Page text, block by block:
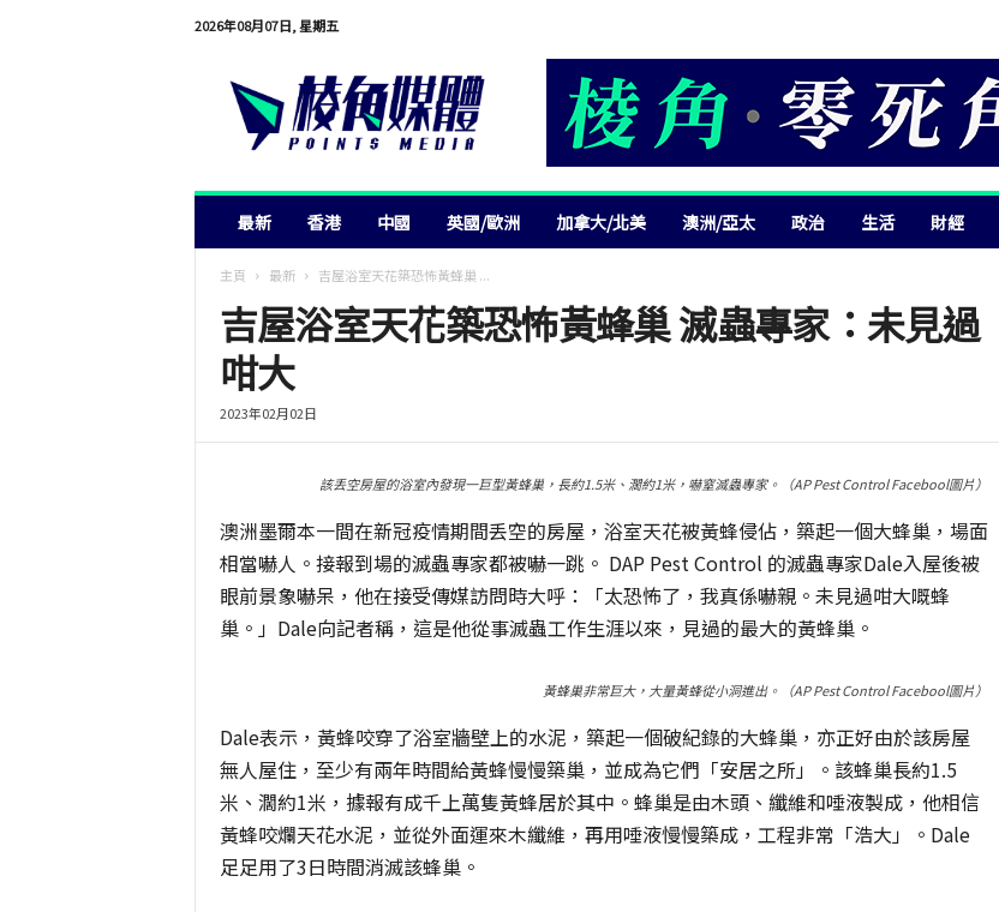
2026年08月07日, 星期五
最新 香港 中國 英國/歐洲 加拿大/北美 澳洲/亞太 政治 生活 財經
主頁 最新 吉屋浴室天花築恐怖黃蜂巢 ...
吉屋浴室天花築恐怖黃蜂巢 滅蟲專家：未見過
咁大
2023年02月02日
該丢空房屋的浴室內發現一巨型黃蜂巢，長約1.5米、濶約1米，嚇窒滅蟲專家。（AP Pest Control Facebool圖片）
澳洲墨爾本一間在新冠疫情期間丢空的房屋，浴室天花被黃蜂侵佔，築起一個大蜂巢，場面
相當嚇人。接報到場的滅蟲專家都被嚇一跳。 DAP Pest Control 的滅蟲專家Dale入屋後被
眼前景象嚇呆，他在接受傳媒訪問時大呼：「太恐怖了，我真係嚇親。未見過咁大嘅蜂
巢。」Dale向記者稱，這是他從事滅蟲工作生涯以來，見過的最大的黃蜂巢。
黃蜂巢非常巨大，大量黃蜂從小洞進出。（AP Pest Control Facebool圖片）
Dale表示，黃蜂咬穿了浴室牆壁上的水泥，築起一個破紀錄的大蜂巢，亦正好由於該房屋
無人屋住，至少有兩年時間給黃蜂慢慢築巢，並成為它們「安居之所」。該蜂巢長約1.5
米、濶約1米，據報有成千上萬隻黃蜂居於其中。蜂巢是由木頭、纖維和唾液製成，他相信
黃蜂咬爛天花水泥，並從外面運來木纖維，再用唾液慢慢築成，工程非常「浩大」。Dale
足足用了3日時間消滅該蜂巢。